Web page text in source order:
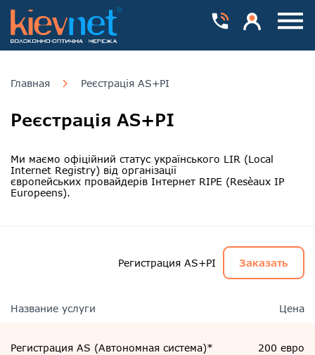
Главная Реєстрація AS+PI
Реєстрація AS+PI
Ми маємо офіційний статус українського LIR (Local
Internet Registry) від організації
європейських провайдерів Інтернет RIPE (Resèaux IP
Europeens).
Регистрация AS+PI Заказать
Название услуги Цена
Регистрация AS (Автономная система)* 200 евро